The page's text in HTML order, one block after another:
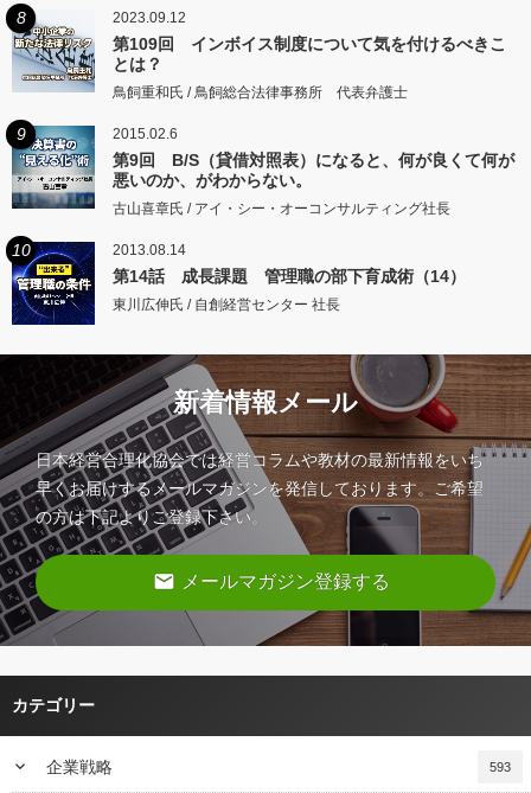
8 2023.09.12
第109回 インボイス制度について気を付けるべきこ
とは？
鳥飼重和氏 / 鳥飼総合法律事務所 代表弁護士
9 2015.02.6
第9回 B/S（貸借対照表）になると、何が良くて何が
悪いのか、がわからない。
古山喜章氏 / アイ・シー・オーコンサルティング社長
10 2013.08.14
第14話 成長課題 管理職の部下育成術（14）
東川広伸氏 / 自創経営センター 社長
新着情報メール
日本経営合理化協会では経営コラムや教材の最新情報をいち
早くお届けするメールマガジンを発信しております。ご希望
の方は下記よりご登録下さい。
email メールマガジン登録する
カテゴリー
keyboard_arrow_down 企業戦略 593